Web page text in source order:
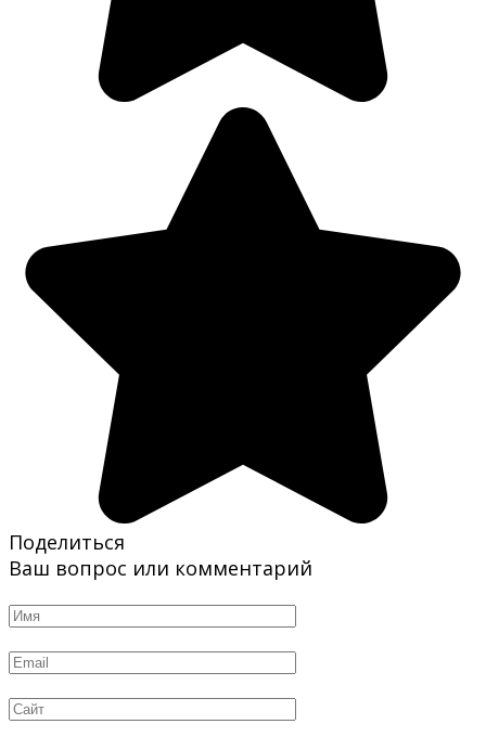
Поделиться
Ваш вопрос или комментарий
Имя
Email
Сайт